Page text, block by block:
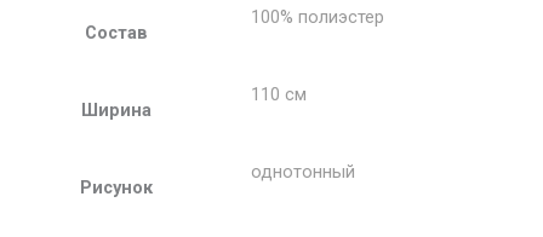
Состав
100% полиэстер
Ширина
110 см
Рисунок
однотонный